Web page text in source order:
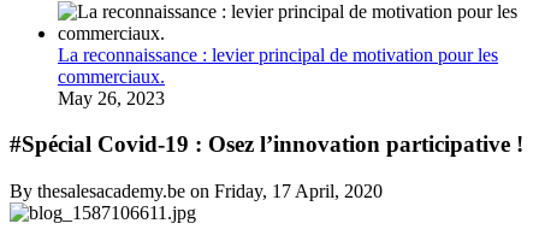
La reconnaissance : levier principal de motivation pour les
commerciaux.
May 26, 2023
#Spécial Covid-19 : Osez l’innovation participative !
By thesalesacademy.be on Friday, 17 April, 2020